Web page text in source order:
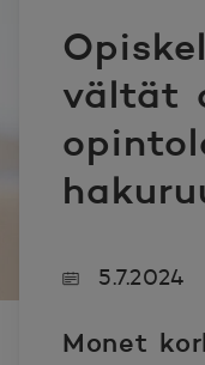
vältät
5.7.2024
Monet